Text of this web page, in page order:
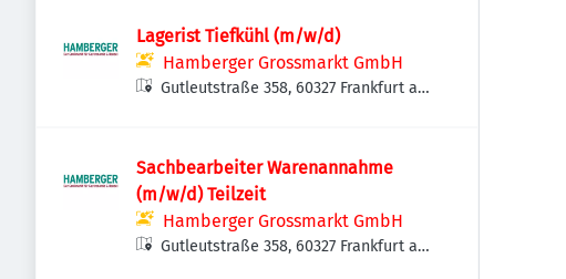
Lagerist Tiefkühl (m/w/d)
Hamberger Grossmarkt GmbH
Gutleutstraße 358, 60327 Frankfurt am
Sachbearbeiter Warenannahme
(m/w/d) Teilzeit
Hamberger Grossmarkt GmbH
Gutleutstraße 358, 60327 Frankfurt am